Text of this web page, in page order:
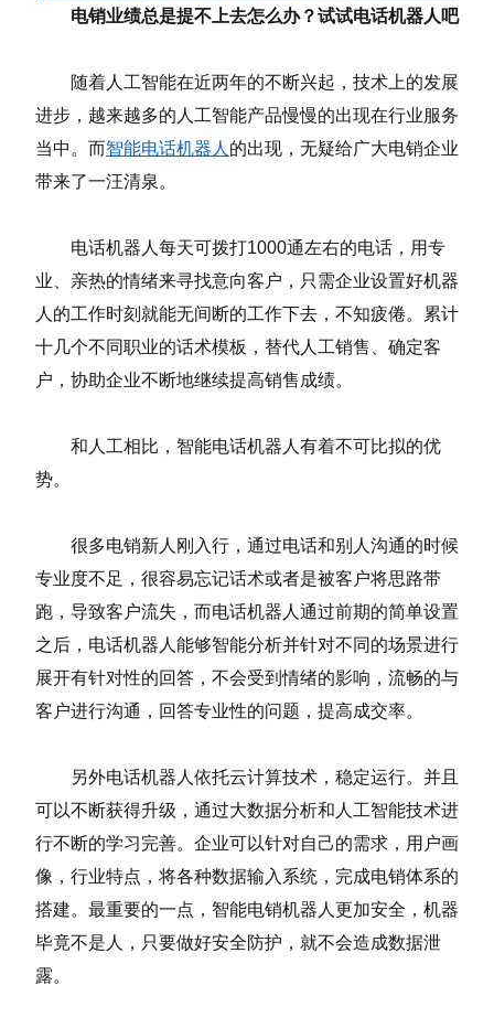
电销业绩总是提不上去怎么办？试试电话机器人吧
随着人工智能在近两年的不断兴起，技术上的发展
进步，越来越多的人工智能产品慢慢的出现在行业服务
当中。而智能电话机器人 的出现，无疑给广大电销企业
带来了一汪清泉。
电话机器人每天可拨打1000通左右的电话，用专
业、亲热的情绪来寻找意向客户，只需企业设置好机器
人的工作时刻就能无间断的工作下去，不知疲倦。累计
十几个不同职业的话术模板，替代人工销售、确定客
户，协助企业不断地继续提高销售成绩。
和人工相比，智能电话机器人有着不可比拟的优
势。
很多电销新人刚入行，通过电话和别人沟通的时候
专业度不足，很容易忘记话术或者是被客户将思路带
跑，导致客户流失，而电话机器人通过前期的简单设置
之后，电话机器人能够智能分析并针对不同的场景进行
展开有针对性的回答，不会受到情绪的影响，流畅的与
客户进行沟通，回答专业性的问题，提高成交率。
另外电话机器人依托云计算技术，稳定运行。并且
可以不断获得升级，通过大数据分析和人工智能技术进
行不断的学习完善。企业可以针对自己的需求，用户画
像，行业特点，将各种数据输入系统，完成电销体系的
搭建。最重要的一点，智能电销机器人更加安全，机器
毕竟不是人，只要做好安全防护，就不会造成数据泄
露。